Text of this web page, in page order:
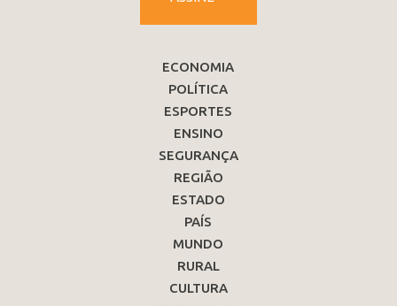
ECONOMIA
POLÍTICA
ESPORTES
ENSINO
SEGURANÇA
REGIÃO
ESTADO
PAÍS
MUNDO
RURAL
CULTURA